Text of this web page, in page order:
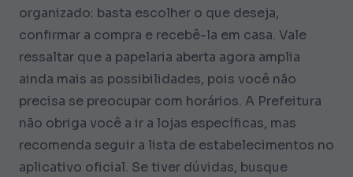
organizado: basta escolher o que deseja,
confirmar a compra e recebê-la em casa. Vale
ressaltar que a papelaria aberta agora amplia
ainda mais as possibilidades, pois você não
precisa se preocupar com horários. A Prefeitura
não obriga você a ir a lojas específicas, mas
recomenda seguir a lista de estabelecimentos no
aplicativo oficial. Se tiver dúvidas, busque